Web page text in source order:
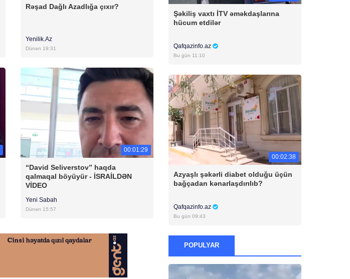
Rəşad Dağlı Azadlığa çıxır?
Yenilik.Az
Dünən 19:31
00:01:29
“David Seliverstov” haqda
qalmaqal böyüyür - İSRAİLDƏN
VİDEO
Yeni Sabah
Dünən 15:57
Şəkiliş vaxtı İTV əməkdaşlarına
hücum etdilər
Qafqazinfo.az
Bu gün 11:10
00:02:38
Azyaşlı şəkərli diabet olduğu üçün
bağçadan kənarlaşdırılıb?
Qafqazinfo.az
Bu gün 09:43
POPULYAR